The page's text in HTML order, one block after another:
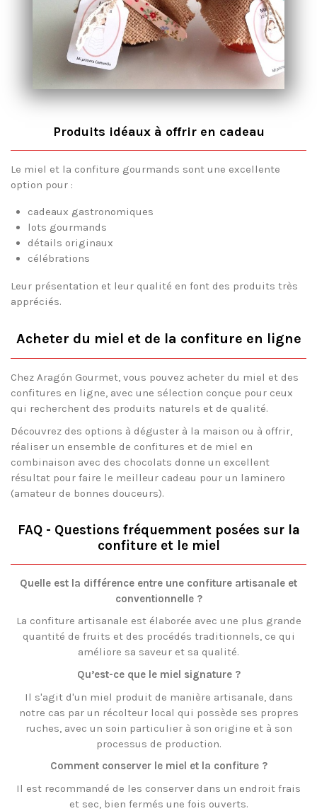
Produits idéaux à offrir en cadeau
Le miel et la confiture gourmands sont une excellente
option pour :
cadeaux gastronomiques
lots gourmands
détails originaux
célébrations
Leur présentation et leur qualité en font des produits très
appréciés.
Acheter du miel et de la confiture en ligne
Chez Aragón Gourmet, vous pouvez acheter du miel et des
confitures en ligne, avec une sélection conçue pour ceux
qui recherchent des produits naturels et de qualité.
Découvrez des options à déguster à la maison ou à offrir,
réaliser un ensemble de confitures et de miel en
combinaison avec des chocolats donne un excellent
résultat pour faire le meilleur cadeau pour un laminero
(amateur de bonnes douceurs).
FAQ - Questions fréquemment posées sur la
confiture et le miel
Quelle est la différence entre une confiture artisanale et
conventionnelle ?
La confiture artisanale est élaborée avec une plus grande
quantité de fruits et des procédés traditionnels, ce qui
améliore sa saveur et sa qualité.
Qu’est-ce que le miel signature ?
Il s'agit d'un miel produit de manière artisanale, dans
notre cas par un récolteur local qui possède ses propres
ruches, avec un soin particulier à son origine et à son
processus de production.
Comment conserver le miel et la confiture ?
Il est recommandé de les conserver dans un endroit frais
et sec, bien fermés une fois ouverts.